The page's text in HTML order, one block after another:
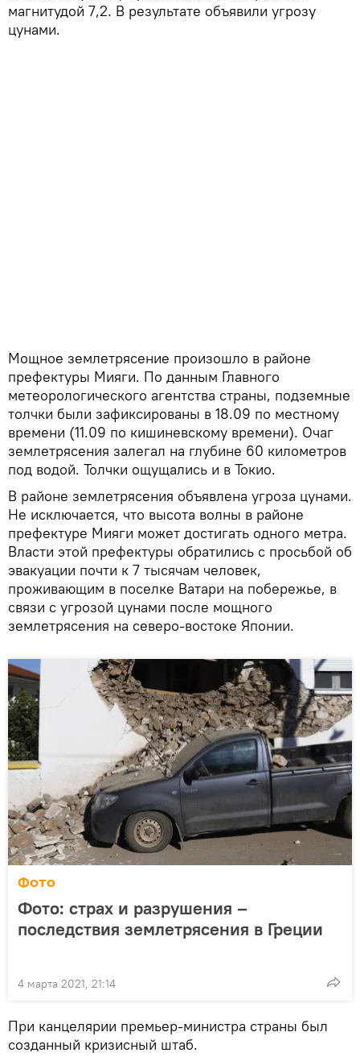
магнитудой 7,2. В результате объявили угрозу
цунами.
Мощное землетрясение произошло в районе
префектуры Мияги. По данным Главного
метеорологического агентства страны, подземные
толчки были зафиксированы в 18.09 по местному
времени (11.09 по кишиневскому времени). Очаг
землетрясения залегал на глубине 60 километров
под водой. Толчки ощущались и в Токио.
В районе землетрясения объявлена угроза цунами.
Не исключается, что высота волны в районе
префектуре Мияги может достигать одного метра.
Власти этой префектуры обратились с просьбой об
эвакуации почти к 7 тысячам человек,
проживающим в поселке Ватари на побережье, в
связи с угрозой цунами после мощного
землетрясения на северо-востоке Японии.
Фото
Фото: страх и разрушения –
последствия землетрясения в Греции
4 марта 2021, 21:14
При канцелярии премьер-министра страны был
созданный кризисный штаб.